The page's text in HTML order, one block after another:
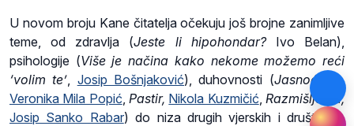
U novom broju Kane čitatelja očekuju još brojne zanimljive
teme, od zdravlja (Jeste li hipohondar?Ivo Belan),
psihologije (Više je načina kako nekome možemo reći
‘volim te’
Josip Bošnjaković), duhovnosti (Jasnoća,
s.
Veronika Mila Popić ,Pastir, Nikola Kuzmičić ,Razmišljanja,
Josip Sanko Rabar) do niza drugih vjerskih i društveno